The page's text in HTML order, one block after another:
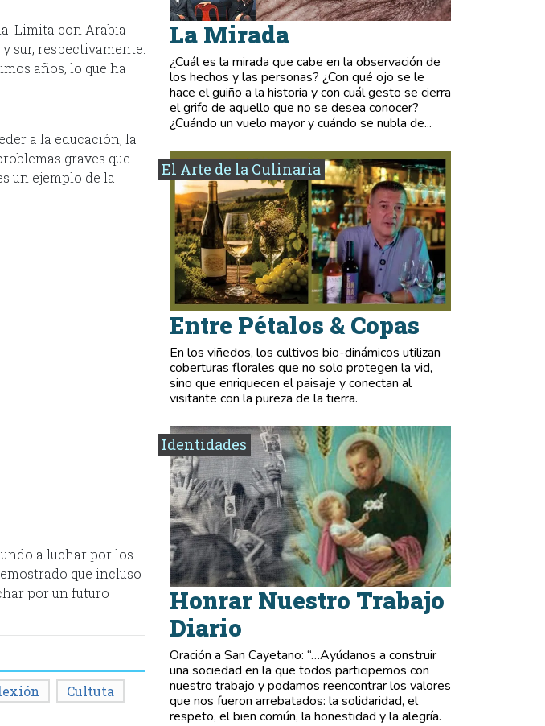
Limita con Arabia
sur, respectivamente.
años, lo que ha
a la educación, la
graves que
un ejemplo de la
a luchar por los
que incluso
por un futuro
Cultuta
La Mirada
¿Cuál es la mirada que cabe en la observación de
los hechos y las personas? ¿Con qué ojo se le
hace el guiño a la historia y con cuál gesto se cierra
el grifo de aquello que no se desea conocer?
¿Cuándo un vuelo mayor y cuándo se nubla de...
El Arte de la Culinaria
Entre Pétalos & Copas
En los viñedos, los cultivos bio-dinámicos utilizan
coberturas florales que no solo protegen la vid,
sino que enriquecen el paisaje y conectan al
visitante con la pureza de la tierra.
Identidades
Honrar Nuestro Trabajo
Diario
Oración a San Cayetano: “…Ayúdanos a construir
una sociedad en la que todos participemos con
nuestro trabajo y podamos reencontrar los valores
que nos fueron arrebatados: la solidaridad, el
respeto, el bien común, la honestidad y la alegría.